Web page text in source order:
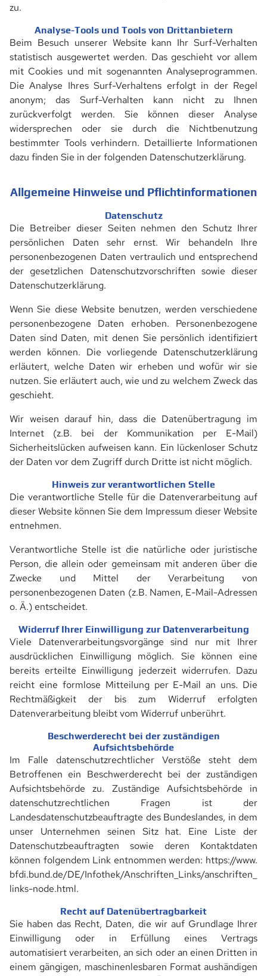
zu.
Analyse-Tools und Tools von Drittanbietern
Beim Besuch unserer Website kann Ihr Surf-Verhalten
statistisch ausgewertet werden. Das geschieht vor allem
mit Cookies und mit sogenannten Analyseprogrammen.
Die Analyse Ihres Surf-Verhaltens erfolgt in der Regel
anonym; das Surf-Verhalten kann nicht zu Ihnen
zurückverfolgt werden. Sie können dieser Analyse
widersprechen oder sie durch die Nichtbenutzung
bestimmter Tools verhindern. Detaillierte Informationen
dazu finden Sie in der folgenden Datenschutzerklärung.
Allgemeine Hinweise und Pflichtinformationen
Datenschutz
Die Betreiber dieser Seiten nehmen den Schutz Ihrer
persönlichen Daten sehr ernst. Wir behandeln Ihre
personenbezogenen Daten vertraulich und entsprechend
der gesetzlichen Datenschutzvorschriften sowie dieser
Datenschutzerklärung.
Wenn Sie diese Website benutzen, werden verschiedene
personenbezogene Daten erhoben. Personenbezogene
Daten sind Daten, mit denen Sie persönlich identifiziert
werden können. Die vorliegende Datenschutzerklärung
erläutert, welche Daten wir erheben und wofür wir sie
nutzen. Sie erläutert auch, wie und zu welchem Zweck das
geschieht.
Wir weisen darauf hin, dass die Datenübertragung im
Internet (z.B. bei der Kommunikation per E-Mail)
Sicherheitslücken aufweisen kann. Ein lückenloser Schutz
der Daten vor dem Zugriff durch Dritte ist nicht möglich.
Hinweis zur verantwortlichen Stelle
Die verantwortliche Stelle für die Datenverarbeitung auf
dieser Website können Sie dem Impressum dieser Website
entnehmen.
Verantwortliche Stelle ist die natürliche oder juristische
Person, die allein oder gemeinsam mit anderen über die
Zwecke und Mittel der Verarbeitung von
personenbezogenen Daten (z.B. Namen, E-Mail-Adressen
o. Ä.) entscheidet.
Widerruf Ihrer Einwilligung zur Datenverarbeitung
Viele Datenverarbeitungsvorgänge sind nur mit Ihrer
ausdrücklichen Einwilligung möglich. Sie können eine
bereits erteilte Einwilligung jederzeit widerrufen. Dazu
reicht eine formlose Mitteilung per E-Mail an uns. Die
Rechtmäßigkeit der bis zum Widerruf erfolgten
Datenverarbeitung bleibt vom Widerruf unberührt.
Beschwerderecht bei der zuständigen
Aufsichtsbehörde
Im Falle datenschutzrechtlicher Verstöße steht dem
Betroffenen ein Beschwerderecht bei der zuständigen
Aufsichtsbehörde zu. Zuständige Aufsichtsbehörde in
datenschutzrechtlichen Fragen ist der
Landesdatenschutzbeauftragte des Bundeslandes, in dem
unser Unternehmen seinen Sitz hat. Eine Liste der
Datenschutzbeauftragten sowie deren Kontaktdaten
können folgendem Link entnommen werden: https://www.
bfdi.bund.de/DE/Infothek/Anschriften_Links/anschriften_
links-node.html.
Recht auf Datenübertragbarkeit
Sie haben das Recht, Daten, die wir auf Grundlage Ihrer
Einwilligung oder in Erfüllung eines Vertrags
automatisiert verarbeiten, an sich oder an einen Dritten in
einem gängigen, maschinenlesbaren Format aushändigen